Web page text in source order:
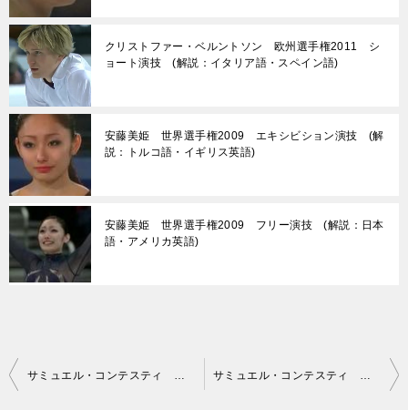
クリストファー・ベルントソン 欧州選手権2011 シ
ョート演技 (解説：イタリア語・スペイン語)
安藤美姫 世界選手権2009 エキシビション演技 (解
説：トルコ語・イギリス英語)
安藤美姫 世界選手権2009 フリー演技 (解説：日本
語・アメリカ英語)
投
サミュエル・コンテスティ 欧州選手権2009 エキシビション演技 (解説：ロシア語) サミュエル・コンテスティ 世界選手権2009 フリー演技 (解説：スペイン語)